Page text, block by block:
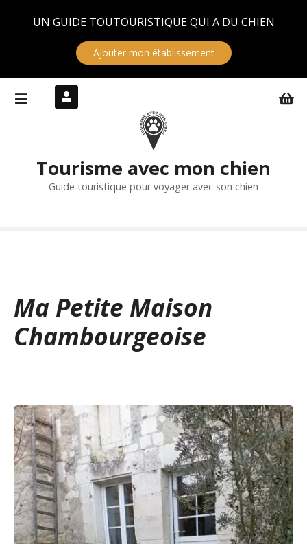
UN GUIDE TOUTOURISTIQUE QUI A DU CHIEN
Ajouter mon établissement
Tourisme avec mon chien
Guide touristique pour voyager avec son chien
Ma Petite Maison
Chambourgeoise